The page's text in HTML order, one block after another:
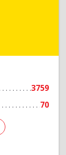
3759
70
г,